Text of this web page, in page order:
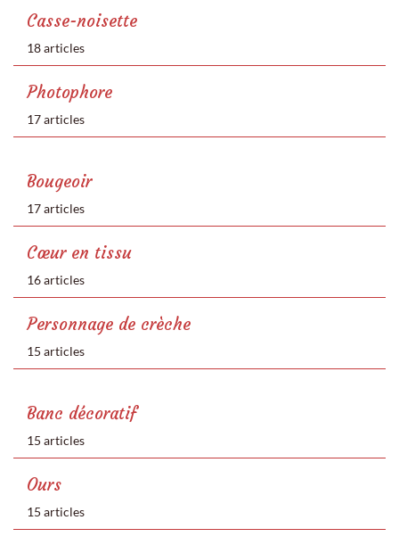
Casse-noisette
18 articles
Photophore
17 articles
Bougeoir
17 articles
Cœur en tissu
16 articles
Personnage de crèche
15 articles
Banc décoratif
15 articles
Ours
15 articles